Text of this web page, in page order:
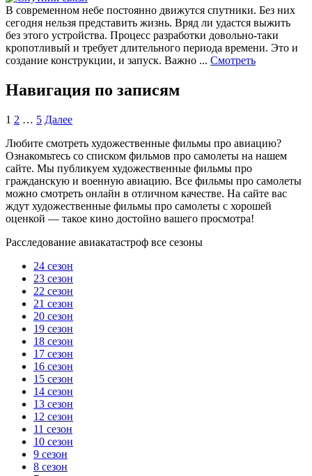
В современном небе постоянно движутся спутники. Без них
сегодня нельзя представить жизнь. Вряд ли удастся выжить
без этого устройства. Процесс разработки довольно-таки
кропотливый и требует длительного периода времени. Это и
создание конструкции, и запуск. Важно ... Смотреть
Навигация по записям
1 2 … 5 Далее
Любите смотреть художественные фильмы про авиацию?
Ознакомьтесь со списком фильмов про самолеты на нашем
сайте. Мы публикуем художественные фильмы про
гражданскую и военную авиацию. Все фильмы про самолеты
можно смотреть онлайн в отличном качестве. На сайте вас
ждут художественные фильмы про самолеты с хорошей
оценкой — такое кино достойно вашего просмотра!
Расследование авиакатастроф все сезоны
24 сезон
23 сезон
22 сезон
21 сезон
20 сезон
19 сезон
18 сезон
17 сезон
16 сезон
15 сезон
14 сезон
13 сезон
12 сезон
11 сезон
10 сезон
9 сезон
8 сезон